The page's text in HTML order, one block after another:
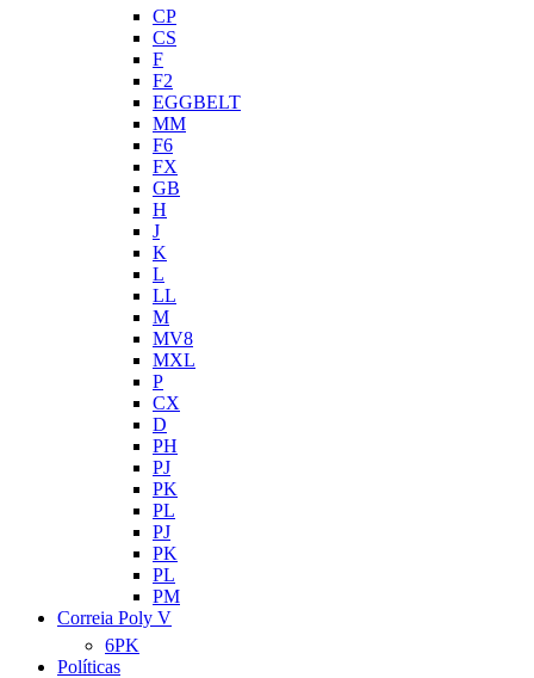
CP
CS
F
F2
EGGBELT
MM
F6
FX
GB
H
J
K
L
LL
M
MV8
MXL
P
CX
D
PH
PJ
PK
PL
PJ
PK
PL
PM
Correia Poly V
6PK
Políticas